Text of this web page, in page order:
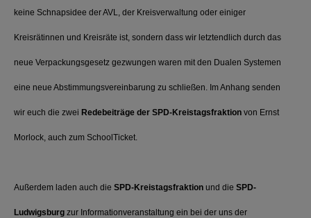
keine Schnapsidee der AVL, der Kreisverwaltung oder einiger
Kreisrätinnen und Kreisräte ist, sondern dass wir letztendlich durch das
neue Verpackungsgesetz gezwungen waren mit den Dualen Systemen
eine neue Abstimmungsvereinbarung zu schließen. Im Anhang senden
wir euch die zwei Redebeiträge der SPD-Kreistagsfraktion von Ernst
Morlock, auch zum SchoolTicket.
Außerdem laden auch die SPD-Kreistagsfraktion und die SPD-
Ludwigsburg zur Informationveranstaltung ein bei der uns der